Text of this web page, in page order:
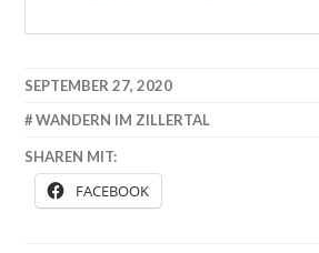
SEPTEMBER 27, 2020
WANDERN IM ZILLERTAL
SHAREN MIT:
FACEBOOK